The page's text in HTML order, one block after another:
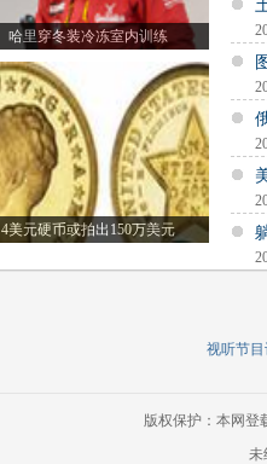
哈里穿冬装冷冻室内训练
4美元硬币或拍出150万美元
视听节目
版权保护：本网登
未